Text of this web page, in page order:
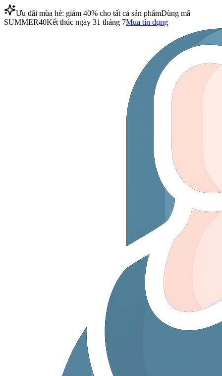
Ưu đãi mùa hè: giảm 40% cho tất cả sản phẩmDùng mã
SUMMER40Kết thúc ngày 31 tháng 7Mua tín dụng